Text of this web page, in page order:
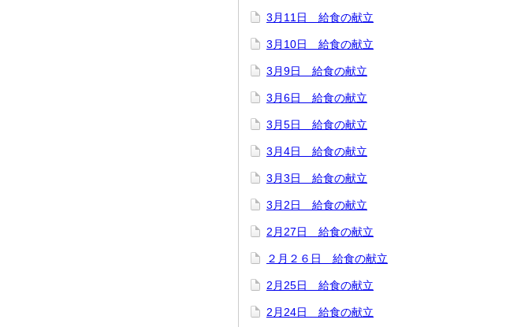
3月11日 給食の献立
3月10日 給食の献立
3月9日 給食の献立
3月6日 給食の献立
3月5日 給食の献立
3月4日 給食の献立
3月3日 給食の献立
3月2日 給食の献立
2月27日 給食の献立
２月２６日 給食の献立
2月25日 給食の献立
2月24日 給食の献立